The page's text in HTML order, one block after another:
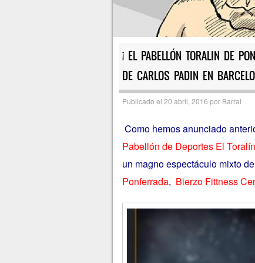
¡ EL PABELLÓN TORALIN DE
DE CARLOS PADIN EN
Publicado el 20 abril, 2016 por Barral
Como hemos anunciado
Pabellón de Deportes El
un magno espectáculo mixto
Ponferrada, Bierzo Fittness